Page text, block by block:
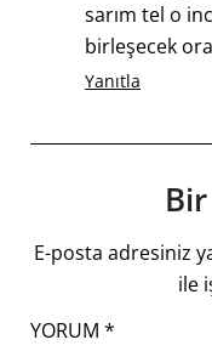
sarım tel o
birleşecek
Yanıtla
E-posta adresiniz
ile
YORUM *